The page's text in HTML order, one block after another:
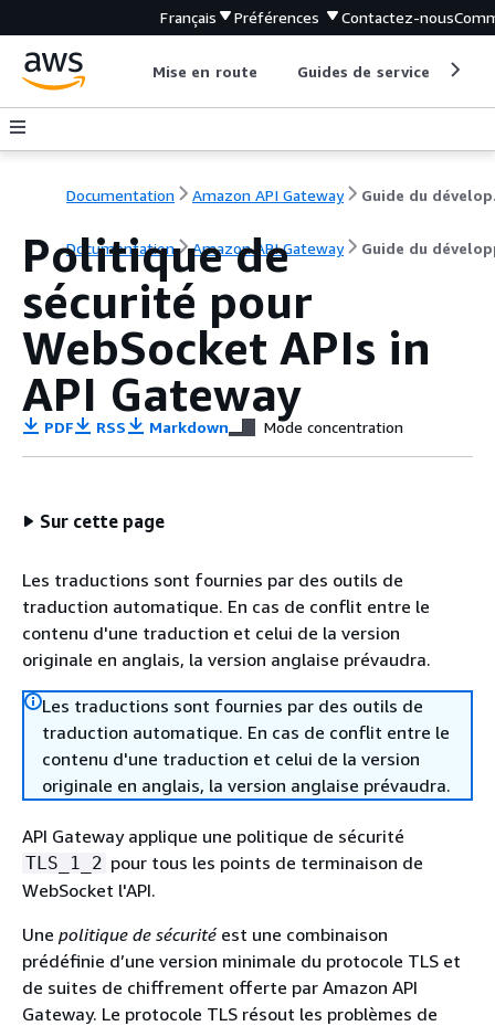
Français Préférences Contactez-nous
Mise en route Guides de service
Documentation Amazon API Gateway
Documentation Amazon API Gateway Guide du
Politique de
sécurité pour
WebSocket APIs in
API Gateway
PDF RSS Markdown Mode concentration
Sur cette page
Les traductions sont fournies par des outils de
traduction automatique. En cas de conflit entre le
contenu d'une traduction et celui de la version
originale en anglais, la version anglaise prévaudra.
Les traductions sont fournies par des outils de
traduction automatique. En cas de conflit entre le
contenu d'une traduction et celui de la version
originale en anglais, la version anglaise prévaudra.
API Gateway applique une politique de sécurité
TLS_1_2 pour tous les points de terminaison de
WebSocket l'API.
Une politique de sécuritéest une combinaison
prédéfinie d’une version minimale du protocole TLS et
de suites de chiffrement offerte par Amazon API
Gateway. Le protocole TLS résout les problèmes de